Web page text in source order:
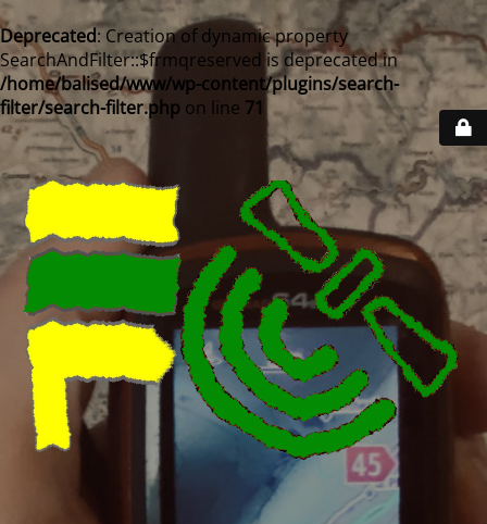
Deprecated: Creation of dynamic property
SearchAndFilter::$frmqreserved is deprecated in
/home/balised/www/wp-content/plugins/search-
filter/search-filter.php on line 71